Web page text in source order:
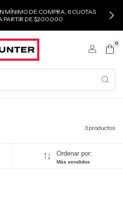
MÍNIMO DE COMPRA, 6 CUOTAS
PARTIR DE $200.000
0
3 productos
Ordenar por:
Más vendidos